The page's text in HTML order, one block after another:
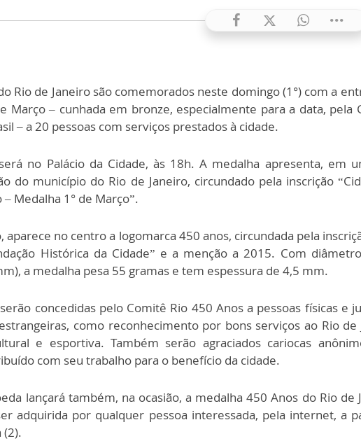
Rio de Janeiro são comemorados neste domingo (1°) com a
Março – cunhada em bronze, especialmente para a data, pela
– a 20 pessoas com serviços prestados à cidade.
no Palácio da Cidade, às 18h. A medalha apresenta, em
do município do Rio de Janeiro, circundado pela inscrição
– Medalha 1° de Março”.
aparece no centro a logomarca 450 anos, circundada pela
Histórica da Cidade” e a menção a 2015. Com
a medalha pesa 55 gramas e tem espessura de 4,5 mm.
concedidas pelo Comitê Rio 450 Anos a pessoas físicas e
como reconhecimento por bons serviços ao Rio de
e esportiva. Também serão agraciados cariocas
com seu trabalho para o benefício da cidade.
lançará também, na ocasião, a medalha 450 Anos do Rio de
adquirida por qualquer pessoa interessada, pela internet, a
(2).